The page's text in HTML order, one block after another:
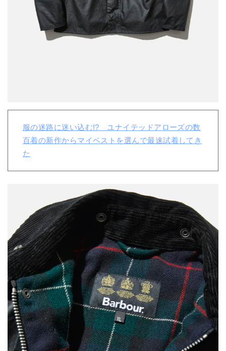
服の迷路に迷い込む!? ユナイテッドアローズの数
百着の新作からマイベストを選んで最速試着してき
た